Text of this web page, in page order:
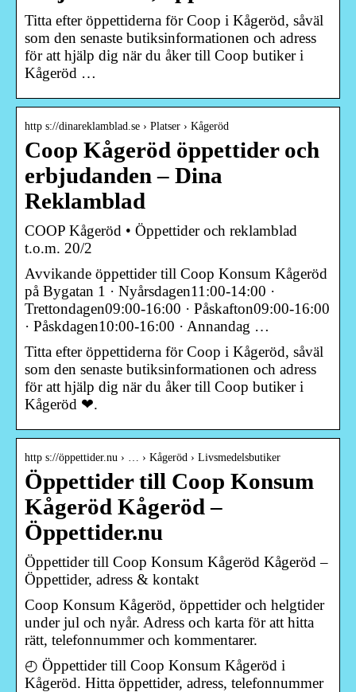
Titta efter öppettiderna för Coop i Kågeröd, såväl
som den senaste butiksinformationen och adress
för att hjälp dig när du åker till Coop butiker i
Kågeröd …
http s://dinareklamblad.se › Platser › Kågeröd
Coop Kågeröd öppettider och
erbjudanden – Dina
Reklamblad
COOP Kågeröd • Öppettider och reklamblad
t.o.m. 20/2
Avvikande öppettider till Coop Konsum Kågeröd
på Bygatan 1 · Nyårsdagen11:00-14:00 ·
Trettondagen09:00-16:00 · Påskafton09:00-16:00
· Påskdagen10:00-16:00 · Annandag …
Titta efter öppettiderna för Coop i Kågeröd, såväl
som den senaste butiksinformationen och adress
för att hjälp dig när du åker till Coop butiker i
Kågeröd ❤.
http s://öppettider.nu › … › Kågeröd › Livsmedelsbutiker
Öppettider till Coop Konsum
Kågeröd Kågeröd –
Öppettider.nu
Öppettider till Coop Konsum Kågeröd Kågeröd –
Öppettider, adress & kontakt
Coop Konsum Kågeröd, öppettider och helgtider
under jul och nyår. Adress och karta för att hitta
rätt, telefonnummer och kommentarer.
◴ Öppettider till Coop Konsum Kågeröd i
Kågeröd. Hitta öppettider, adress, telefonnummer